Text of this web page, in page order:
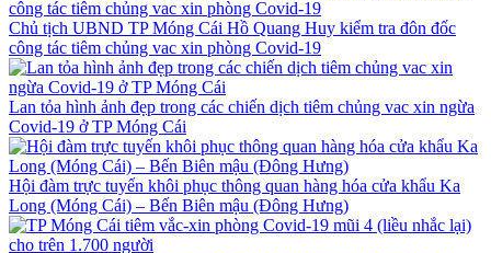
Chủ tịch UBND TP Móng Cái Hồ Quang Huy kiểm tra đôn đốc
công tác tiêm chủng vac xin phòng Covid-19
Lan tỏa hình ảnh đẹp trong các chiến dịch tiêm chủng vac xin ngừa
Covid-19 ở TP Móng Cái
Hội đàm trực tuyến khôi phục thông quan hàng hóa cửa khẩu Ka
Long (Móng Cái) – Bến Biên mậu (Đông Hưng)